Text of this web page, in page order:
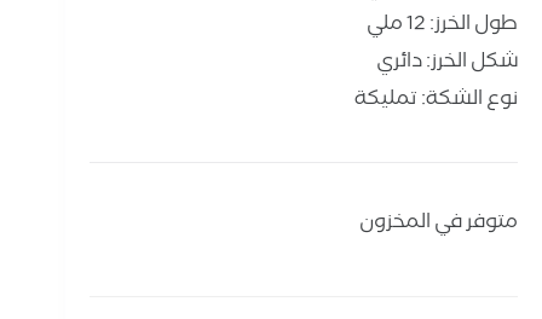
طول الخرز: 12 ملي
شكل الخرز: دائري
نوع الشكة: تمليكة
متوفر في المخزون